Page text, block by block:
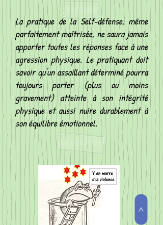
La pratique de la Self-défense, même
parfaitement maîtrisée, ne saura jamais
apporter toutes les réponses face à une
agression physique. Le pratiquant doit
savoir qu'un assaillant déterminé pourra
toujours porter (plus ou moins
gravement) atteinte à son intégrité
physique et aussi nuire durablement à
son équilibre émotionnel.
>